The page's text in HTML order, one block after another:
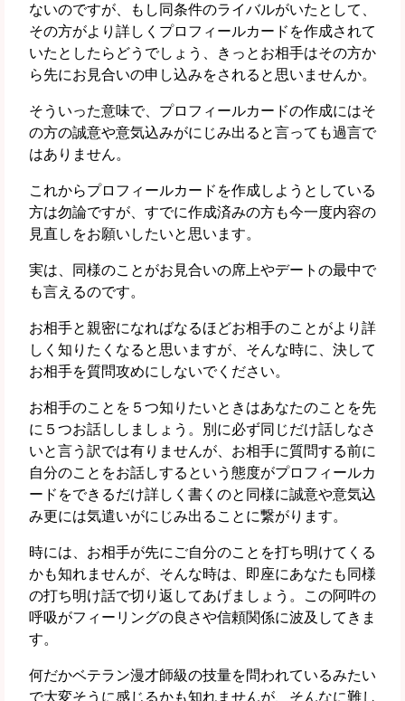
ないのですが、もし同条件のライバルがいたとして、
その方がより詳しくプロフィールカードを作成されて
いたとしたらどうでしょう、きっとお相手はその方か
ら先にお見合いの申し込みをされると思いませんか。
そういった意味で、 プロフィールカードの作成にはそ
の方の誠意や意気込みがにじみ出る と言っても過言で
はありません。
これからプロフィールカードを作成しようとしている
方は勿論ですが、すでに作成済みの方も今一度内容の
見直しをお願いしたいと思います。
実は、同様のことがお見合いの席上やデートの最中で
も言えるのです。
お相手と親密になればなるほどお相手のことがより詳
しく知りたくなると思いますが、そんな時に、 決して
お相手を質問攻めにしないでください。
お相手のことを５つ知りたいときはあなたのことを先
に５つお話ししましょう。別に必ず同じだけ話しなさ
いと言う訳では有りませんが、お相手に質問する前に
自分のことをお話しするという態度がプロフィールカ
ードをできるだけ詳しく書くのと同様に誠意や意気込
み更には気遣いがにじみ出ることに繋がります。
時には、お相手が先にご自分のことを打ち明けてくる
かも知れませんが、そんな時は、即座にあなたも同様
の打ち明け話で切り返してあげましょう。この阿吽の
呼吸がフィーリングの良さや信頼関係に波及してきま
す。
何だかベテラン漫才師級の技量を問われているみたい
で大変そうに感じるかも知れませんが、そんなに難し